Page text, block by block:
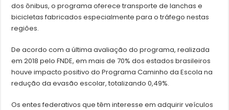
dos ônibus, o programa oferece transporte de lanchas e
bicicletas fabricados especialmente para o tráfego nestas
regiões.
De acordo com a última avaliação do programa, realizada
em 2018 pelo FNDE, em mais de 70% dos estados brasileiros
houve impacto positivo do Programa Caminho da Escola na
redução da evasão escolar, totalizando 0,49%.
Os entes federativos que têm interesse em adquirir veículos